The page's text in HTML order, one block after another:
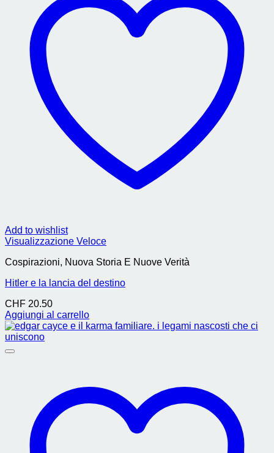
Add to wishlist
Visualizzazione Veloce
Cospirazioni, Nuova Storia E Nuove Verità
Hitler e la lancia del destino
CHF 20.50
Aggiungi al carrello